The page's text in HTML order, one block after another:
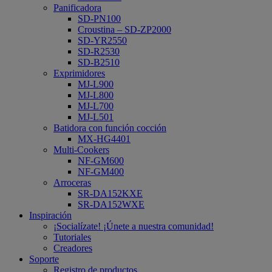
Panificadora
SD-PN100
Croustina – SD-ZP2000
SD-YR2550
SD-R2530
SD-B2510
Exprimidores
MJ-L900
MJ-L800
MJ-L700
MJ-L501
Batidora con función cocción
MX-HG4401
Multi-Cookers
NF-GM600
NF-GM400
Arroceras
SR-DA152KXE
SR-DA152WXE
Inspiración
¡Socialízate! ¡Únete a nuestra comunidad!
Tutoriales
Creadores
Soporte
Registro de productos